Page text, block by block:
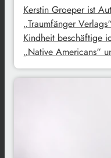
Kerstin Groeper ist
„Traumfänger
Kindheit beschäftige
„Native Americans“